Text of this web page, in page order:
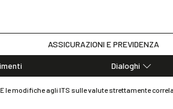
ASSICURAZIONI E PREVIDENZA
Dialoghi
le modifiche agli ITS sulle valute strettamente